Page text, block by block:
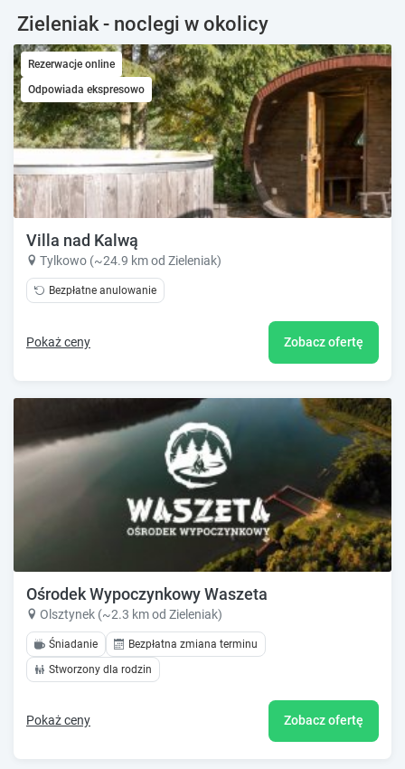
Zieleniak - noclegi w okolicy
Rezerwacje online
Odpowiada ekspresowo
Villa nad Kalwą
Tylkowo (~24.9 km od Zieleniak)
Bezpłatne anulowanie
Pokaż ceny Zobacz ofertę
Ośrodek Wypoczynkowy Waszeta
Olsztynek (~2.3 km od Zieleniak)
Śniadanie
Bezpłatna zmiana terminu
Stworzony dla rodzin
Pokaż ceny Zobacz ofertę